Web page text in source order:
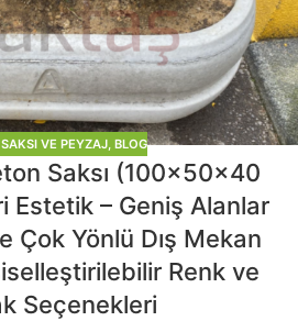
VE PEYZAJ, BLOG
Saksı (100x50x40
Estetik – Geniş Alanlar
Çok Yönlü Dış Mekan
Renk ve
Seçenekleri